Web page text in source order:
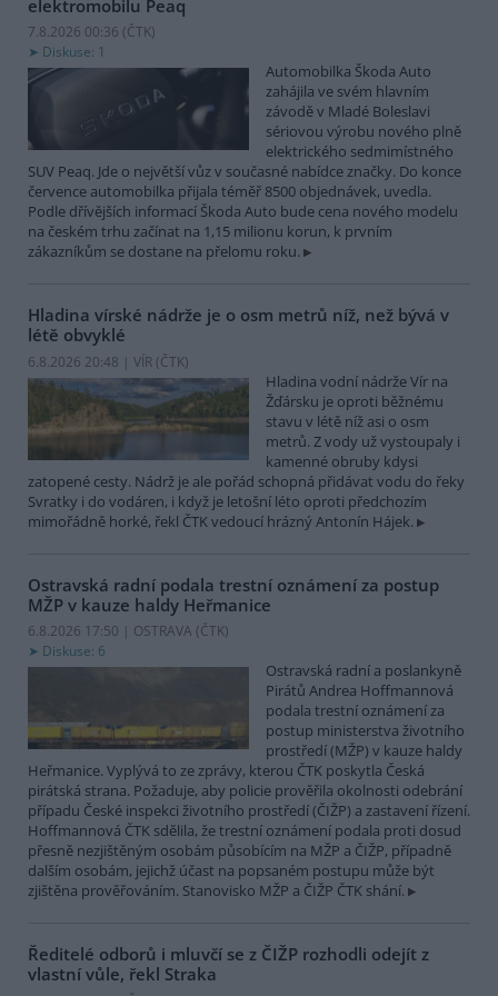
elektromobilu Peaq
7.8.2026 00:36 (ČTK)
Diskuse: 1
Automobilka Škoda Auto
zahájila ve svém hlavním
závodě v Mladé Boleslavi
sériovou výrobu nového plně
elektrického sedmimístného
SUV Peaq. Jde o největší vůz v současné nabídce značky. Do konce
července automobilka přijala téměř 8500 objednávek, uvedla.
Podle dřívějších informací Škoda Auto bude cena nového modelu
na českém trhu začínat na 1,15 milionu korun, k prvním
zákazníkům se dostane na přelomu roku.
Hladina vírské nádrže je o osm metrů níž, než bývá v
létě obvyklé
6.8.2026 20:48 | VÍR (ČTK)
Hladina vodní nádrže Vír na
Žďársku je oproti běžnému
stavu v létě níž asi o osm
metrů. Z vody už vystoupaly i
kamenné obruby kdysi
zatopené cesty. Nádrž je ale pořád schopná přidávat vodu do řeky
Svratky i do vodáren, i když je letošní léto oproti předchozím
mimořádně horké, řekl ČTK vedoucí hrázný Antonín Hájek.
Ostravská radní podala trestní oznámení za postup
MŽP v kauze haldy Heřmanice
6.8.2026 17:50 | OSTRAVA (ČTK)
Diskuse: 6
Ostravská radní a poslankyně
Pirátů Andrea Hoffmannová
podala trestní oznámení za
postup ministerstva životního
prostředí (MŽP) v kauze haldy
Heřmanice. Vyplývá to ze zprávy, kterou ČTK poskytla Česká
pirátská strana. Požaduje, aby policie prověřila okolnosti odebrání
případu České inspekci životního prostředí (ČIŽP) a zastavení řízení.
Hoffmannová ČTK sdělila, že trestní oznámení podala proti dosud
přesně nezjištěným osobám působícím na MŽP a ČIŽP, případně
dalším osobám, jejichž účast na popsaném postupu může být
zjištěna prověřováním. Stanovisko MŽP a ČIŽP ČTK shání.
Ředitelé odborů i mluvčí se z ČIŽP rozhodli odejít z
vlastní vůle, řekl Straka